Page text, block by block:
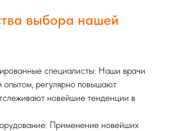
выбора нашей
специалисты: Наши врачи
регулярно повышают
новейшие тенденции в
Применение новейших